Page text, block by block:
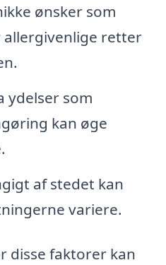
ønsker som
allergivenlige retter
ydelser som
kan øge
af stedet kan
variere.
disse faktorer kan